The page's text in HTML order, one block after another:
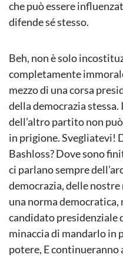
che può essere
difende sé stesso.
Beh, non è solo
completamente
mezzo di una corsa
della democrazia
dell’altro partito non
in prigione. Svegliatevi!
Bashloss? Dove sono
ci parlano sempre
democrazia, delle
una norma
candidato presidenziale
minaccia di mandarlo in
potere, E continueranno